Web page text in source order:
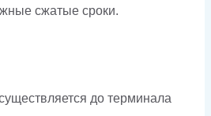
сжатые сроки.
до терминала